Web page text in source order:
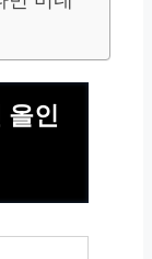
올인